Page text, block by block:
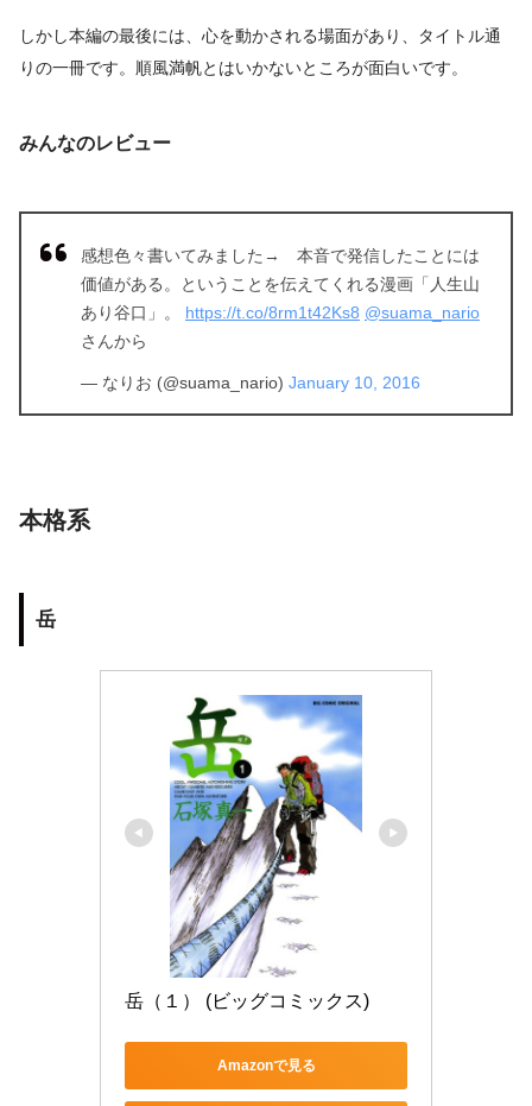
しかし本編の最後には、心を動かされる場面があり、タイトル通
りの一冊です。順風満帆とはいかないところが面白いです。
みんなのレビュー
感想色々書いてみました→ 本音で発信したことには
価値がある。ということを伝えてくれる漫画「人生山
あり谷口」。 https://t.co/8rm1t42Ks8 @suama_nario
さんから
— なりお (@suama_nario) January 10, 2016
本格系
岳
岳（１） (ビッグコミックス)
Amazonで見る